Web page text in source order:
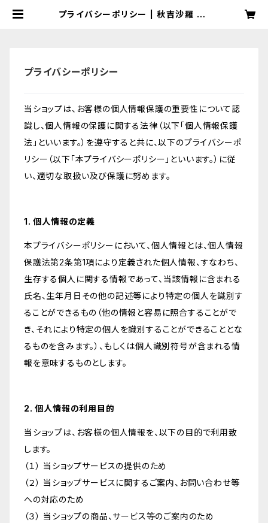
プライバシーポリシー | 秋吉沙羅 OF
プライバシーポリシー
当ショップは、お客様の個人情報保護の重要性について認
識し、個人情報の保護に関する法律（以下「個人情報保護
法」といいます。）を遵守すると共に、以下のプライバシーポ
リシー（以下「本プライバシーポリシー」といいます。）に従
い、適切な取扱い及び保護に努めます。
1. 個人情報の定義
本プライバシーポリシーにおいて、個人情報とは、個人情報
保護法第2条第1項により定義された個人情報、すなわち、
生存する個人に関する情報であって、当該情報に含まれる
氏名、生年月日その他の記述等により特定の個人を識別す
ることができるもの（他の情報と容易に照合することがで
き、それにより特定の個人を識別することができることとな
るものを含みます。）、もしくは個人識別符号が含まれる情
報を意味するものとします。
2. 個人情報の利用目的
当ショップは、お客様の個人情報を、以下の目的で利用致
します。
（１） 当ショップサービスの提供のため
（２） 当ショップサービスに関するご案内、お問い合わせ等
への対応のため
（３） 当ショップの商品、サービス等のご案内のため